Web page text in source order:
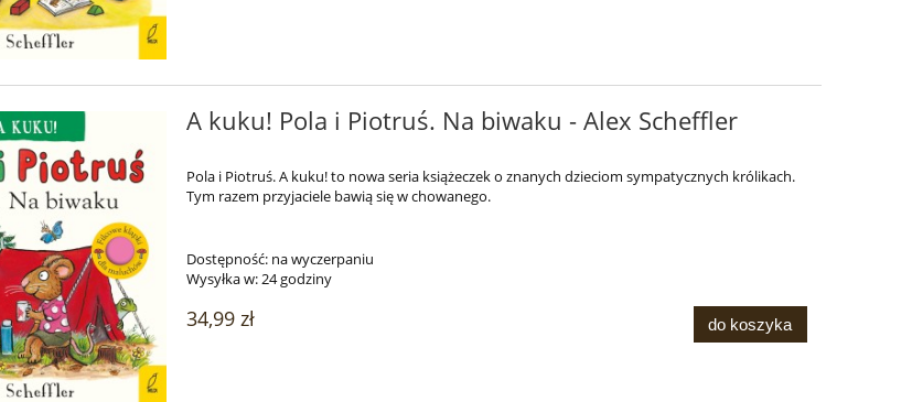
A kuku! Pola i Piotruś. Na biwaku - Alex Scheffler
Pola i Piotruś. A kuku! to nowa seria książeczek o znanych dzieciom sympatycznych królikach.
Tym razem przyjaciele bawią się w chowanego.
Dostępność: na wyczerpaniu
Wysyłka w:24 godziny
34,99 zł do koszyka